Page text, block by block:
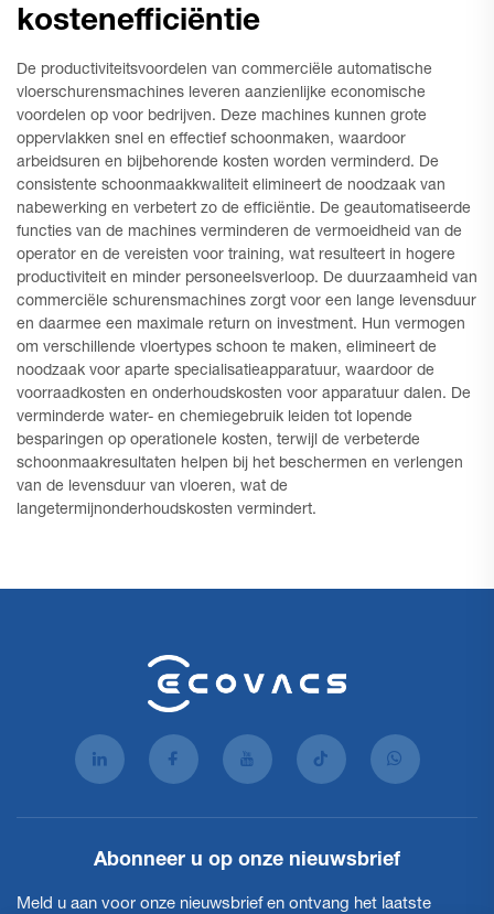
kostenefficiëntie
De productiviteitsvoordelen van commerciële automatische
vloerschurensmachines leveren aanzienlijke economische
voordelen op voor bedrijven. Deze machines kunnen grote
oppervlakken snel en effectief schoonmaken, waardoor
arbeidsuren en bijbehorende kosten worden verminderd. De
consistente schoonmaakkwaliteit elimineert de noodzaak van
nabewerking en verbetert zo de efficiëntie. De geautomatiseerde
functies van de machines verminderen de vermoeidheid van de
operator en de vereisten voor training, wat resulteert in hogere
productiviteit en minder personeelsverloop. De duurzaamheid van
commerciële schurensmachines zorgt voor een lange levensduur
en daarmee een maximale return on investment. Hun vermogen
om verschillende vloertypes schoon te maken, elimineert de
noodzaak voor aparte specialisatieapparatuur, waardoor de
voorraadkosten en onderhoudskosten voor apparatuur dalen. De
verminderde water- en chemiegebruik leiden tot lopende
besparingen op operationele kosten, terwijl de verbeterde
schoonmaakresultaten helpen bij het beschermen en verlengen
van de levensduur van vloeren, wat de
langetermijnonderhoudskosten vermindert.
Abonneer u op onze nieuwsbrief
Meld u aan voor onze nieuwsbrief en ontvang het laatste